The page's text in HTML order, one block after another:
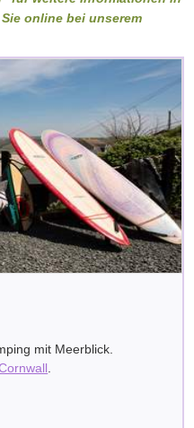
online bei unserem
mit Meerblick.